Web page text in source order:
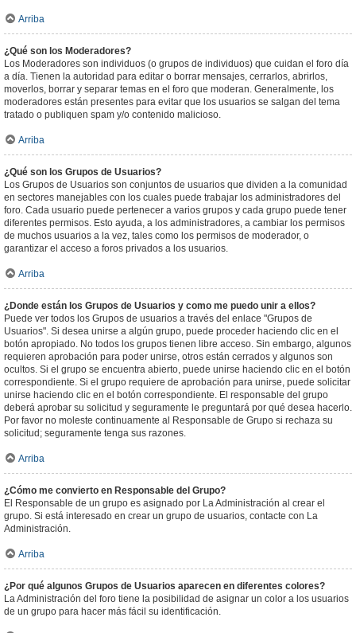
Arriba
¿Qué son los Moderadores?
Los Moderadores son individuos (o grupos de individuos) que cuidan el foro día
a día. Tienen la autoridad para editar o borrar mensajes, cerrarlos, abrirlos,
moverlos, borrar y separar temas en el foro que moderan. Generalmente, los
moderadores están presentes para evitar que los usuarios se salgan del tema
tratado o publiquen spam y/o contenido malicioso.
Arriba
¿Qué son los Grupos de Usuarios?
Los Grupos de Usuarios son conjuntos de usuarios que dividen a la comunidad
en sectores manejables con los cuales puede trabajar los administradores del
foro. Cada usuario puede pertenecer a varios grupos y cada grupo puede tener
diferentes permisos. Esto ayuda, a los administradores, a cambiar los permisos
de muchos usuarios a la vez, tales como los permisos de moderador, o
garantizar el acceso a foros privados a los usuarios.
Arriba
¿Donde están los Grupos de Usuarios y como me puedo unir a ellos?
Puede ver todos los Grupos de usuarios a través del enlace "Grupos de
Usuarios". Si desea unirse a algún grupo, puede proceder haciendo clic en el
botón apropiado. No todos los grupos tienen libre acceso. Sin embargo, algunos
requieren aprobación para poder unirse, otros están cerrados y algunos son
ocultos. Si el grupo se encuentra abierto, puede unirse haciendo clic en el botón
correspondiente. Si el grupo requiere de aprobación para unirse, puede solicitar
unirse haciendo clic en el botón correspondiente. El responsable del grupo
deberá aprobar su solicitud y seguramente le preguntará por qué desea hacerlo.
Por favor no moleste continuamente al Responsable de Grupo si rechaza su
solicitud; seguramente tenga sus razones.
Arriba
¿Cómo me convierto en Responsable del Grupo?
El Responsable de un grupo es asignado por La Administración al crear el
grupo. Si está interesado en crear un grupo de usuarios, contacte con La
Administración.
Arriba
¿Por qué algunos Grupos de Usuarios aparecen en diferentes colores?
La Administración del foro tiene la posibilidad de asignar un color a los usuarios
de un grupo para hacer más fácil su identificación.